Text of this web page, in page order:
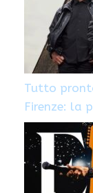
Tutto
Firenze: la